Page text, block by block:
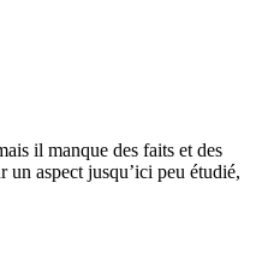
il manque des faits et des
aspect jusqu’ici peu étudié,